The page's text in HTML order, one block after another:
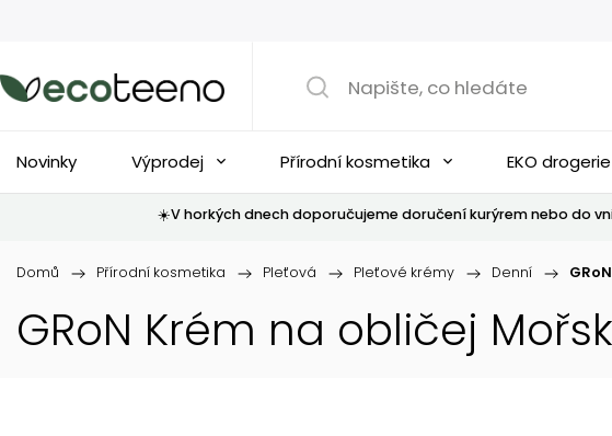
Novinky Výprodej Přírodní kosmetika EKO drogerie
☀️V horkých dnech doporučujeme doručení kurýrem nebo do
Domů / Přírodní kosmetika / Pleťová / Pleťové krémy / Denní /
GRoN Krém na obličej